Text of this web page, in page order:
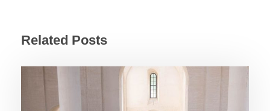
Related Posts